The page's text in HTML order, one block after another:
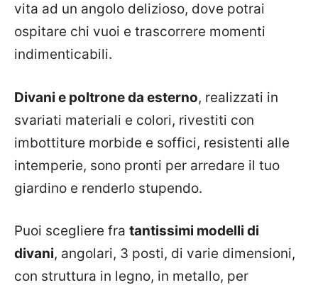
vita ad un angolo delizioso, dove potrai
ospitare chi vuoi e trascorrere momenti
indimenticabili.
Divani e poltrone da esterno, realizzati in
svariati materiali e colori, rivestiti con
imbottiture morbide e soffici, resistenti alle
intemperie, sono pronti per arredare il tuo
giardino e renderlo stupendo.
Puoi scegliere fra tantissimi modelli di
divani, angolari, 3 posti, di varie dimensioni,
con struttura in legno, in metallo, per